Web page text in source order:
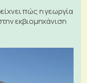
πώς η γεωργία
εκβιομηχάνιση